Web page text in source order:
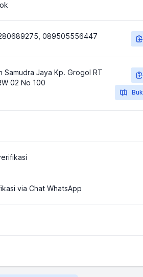
089505556447
Samudra Jaya Kp. Grogol RT
02 No 100
via Chat WhatsApp